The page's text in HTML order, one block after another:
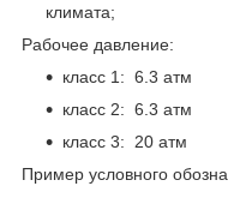
климата;
Рабочее давление:
класс 1: 6.3 атм
класс 2: 6.3 атм
класс 3: 20 атм
Пример условного